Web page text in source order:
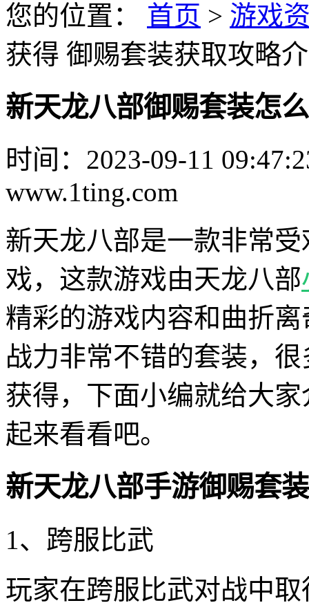
您的位置： 首页 > 游戏
获得 御赐套装获取攻略
新天龙八部御赐套装怎
时间：2023-09-11
www.1ting.com
新天龙八部是一款非常
戏，这款游戏由天龙八部
精彩的游戏内容和曲折离
战力非常不错的套装，
获得，下面小编就给大
起来看看吧。
新天龙八部手游御赐套
1、跨服比武
玩家在跨服比武对战中